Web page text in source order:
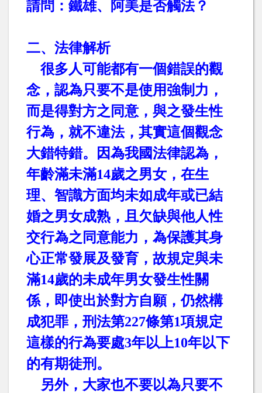
請問：鐵雄、阿美是否觸法？
二、法律解析
很多人可能都有一個錯誤的觀
念，認為只要不是使用強制力，
而是得對方之同意，與之發生性
行為，就不違法，其實這個觀念
大錯特錯。因為我國法律認為，
年齡滿未滿14歲之男女，在生
理、智識方面均未如成年或已結
婚之男女成熟，且欠缺與他人性
交行為之同意能力，為保護其身
心正常發展及發育，故規定與未
滿14歲的未成年男女發生性關
係，即使出於對方自願，仍然構
成犯罪，刑法第227條第1項規定
這樣的行為要處3年以上10年以下
的有期徒刑。
另外，大家也不要以為只要不